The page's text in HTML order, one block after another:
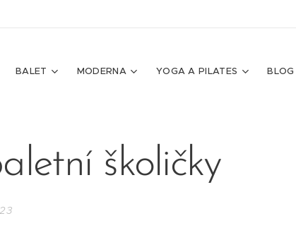
BALET MODERNA YOGA A PILATES BLOG
školičky